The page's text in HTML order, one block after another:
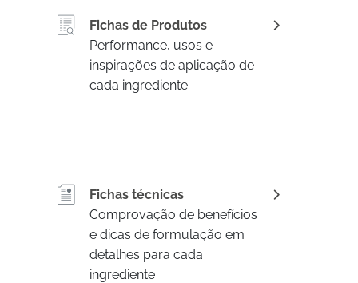
Fichas de Produtos
Performance, usos e
inspirações de aplicação de
cada ingrediente
Fichas técnicas
Comprovação de benefícios
e dicas de formulação em
detalhes para cada
ingrediente